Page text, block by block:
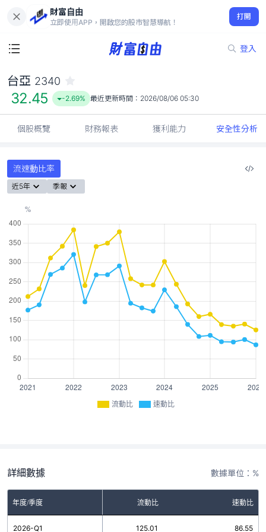
財富自由
立即使用APP，開啟您的股市智慧導航！
打開
登入
32.45
-2.69%
台亞 2340
32.45 -2.69% 最近更新時間： 2026/08/06 05:30
個股概覽 財務報表 獲利能力 安全性分析
流速動比率
近5年 季報
流動比 速動比
詳細數據 數據單位：%
年度/季度 流動比 速動比
2026-Q1 125.01 86.55